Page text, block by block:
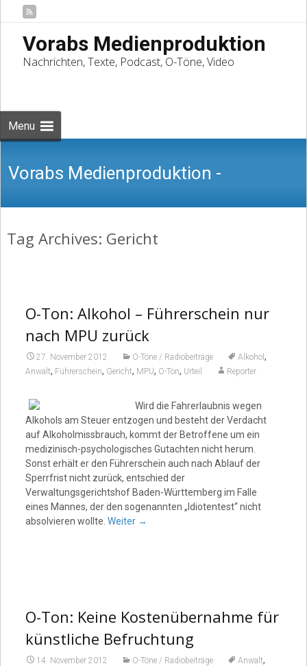
Vorabs Medienproduktion
Nachrichten, Texte, Podcast, O-Töne, Video
Menu
Vorabs Medienproduktion -
Nachrichten, Texte, Podcast, O-Töne,
Video
Tag Archives: Gericht
O-Ton: Alkohol – Führerschein nur
nach MPU zurück
27. November 2012 O-Töne / Radiobeiträge Alkohol ,
Anwalt, Führerschein, Gericht, MPU, O-Ton, Urteil Reporter
Wird die Fahrerlaubnis wegen
Alkohols am Steuer entzogen und besteht der Verdacht
auf Alkoholmissbrauch, kommt der Betroffene um ein
medizinisch-psychologisches Gutachten nicht herum.
Sonst erhält er den Führerschein auch nach Ablauf der
Sperrfrist nicht zurück, entschied der
Verwaltungsgerichtshof Baden-Württemberg im Falle
eines Mannes, der den sogenannten „Idiotentest“ nicht
absolvieren wollte. Weiter →
O-Ton: Keine Kostenübernahme für
künstliche Befruchtung
14. November 2012 O-Töne / Radiobeiträge Anwalt,